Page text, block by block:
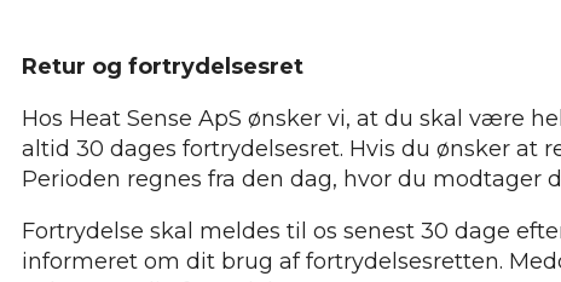
Retur og fortrydelsesret
Hos Heat Sense ApS ønsker vi, at du skal være
altid 30 dages fortrydelsesret. Hvis du ønsker at
Perioden regnes fra den dag, hvor du modtager
Fortrydelse skal meldes til os senest 30 dage
informeret om dit brug af fortrydelsesretten.